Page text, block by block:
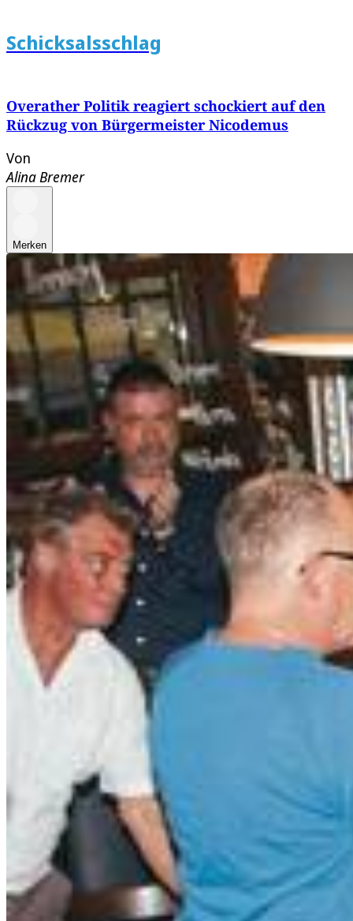
Schicksalsschlag
Overather Politik reagiert schockiert auf den
Rückzug von Bürgermeister Nicodemus
Von
Alina Bremer
Merken